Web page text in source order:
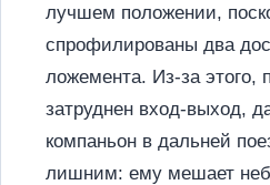
лучшем положении,
спрофилированы два
ложемента. Из-за этого,
затруднен вход-выход,
компаньон в дальней
лишним: ему мешает